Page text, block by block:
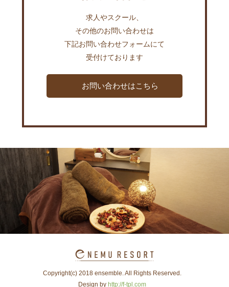
求人やスクール、
その他のお問い合わせは
下記お問い合わせフォームにて
受付けております
お問い合わせはこちら
Copyright(c) 2018 ensemble. All Rights Reserved.
Design by http://f-tpl.com